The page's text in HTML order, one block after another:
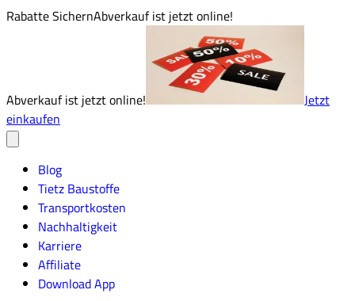
Rabatte SichernAbverkauf ist jetzt online!
Abverkauf ist jetzt online!
Jetzt
einkaufen
Blog
Tietz Baustoffe
Transportkosten
Nachhaltigkeit
Karriere
Affiliate
Download App